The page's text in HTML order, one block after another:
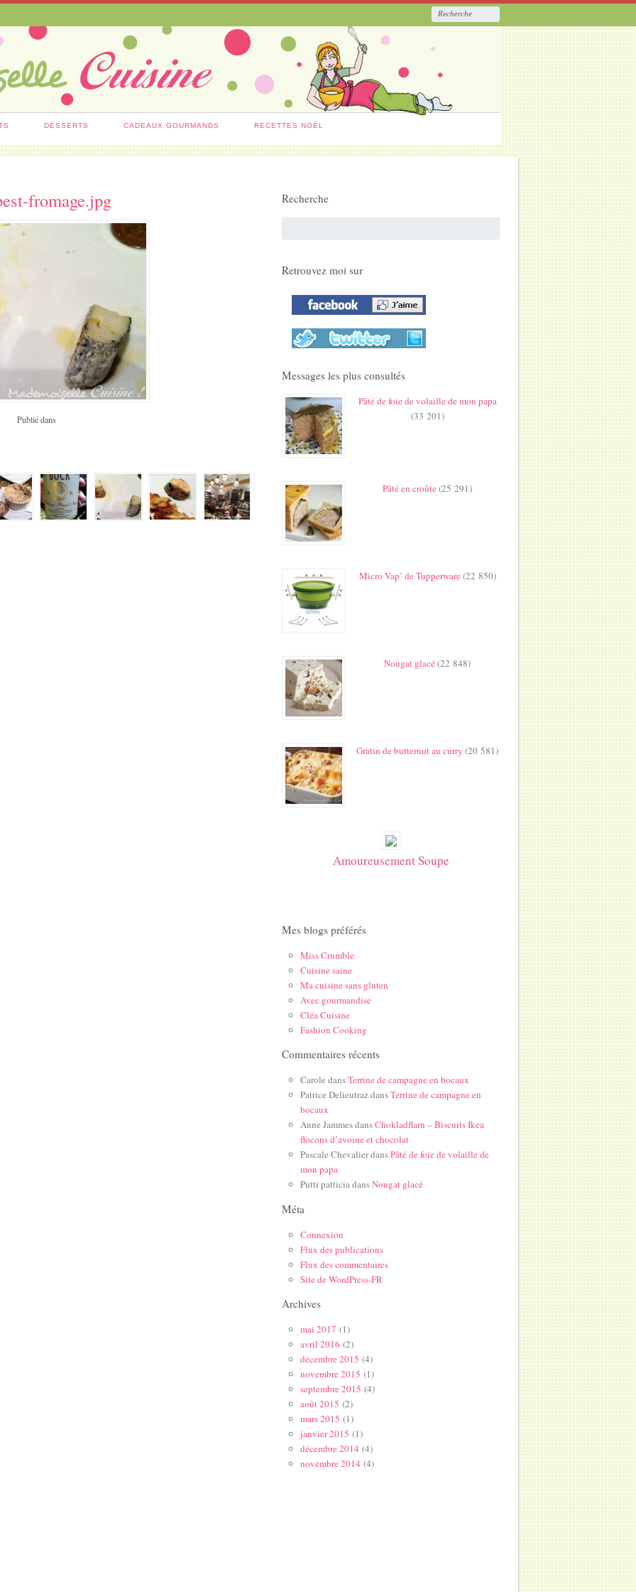
DESSERTS CADEAUX GOURMANDS RECETTES NOËL
fromage.jpg
Publié dans
Recherche
Retrouvez moi sur
Messages les plus consultés
Pâté de foie de volaille de mon papa
(33 201)
Pâté en croûte(25 291)
Micro Vap’ de Tupperware(22 850)
Nougat glacé(22 848)
Gratin de butternut au curry (20 581)
Amoureusement Soupe
Mes blogs préférés
Miss Crumble
Cuisine saine
Ma cuisine sans gluten
Avec gourmandise
Cléa Cuisine
Fashion Cooking
Commentaires récents
Carole dansTerrine de campagne en bocaux
Patrice DelieutrazdansTerrine de campagne en
bocaux
Anne JammesdansChokladflarn – Biscuits Ikea
flocons d’avoine et chocolat
Pascale ChevalierdansPâté de foie de volaille de
mon papa
Putti patticiadansNougat glacé
Méta
Connexion
Flux des publications
Flux des commentaires
Site de WordPress-FR
Archives
mai 2017 (1)
avril 2016 (2)
décembre 2015 (4)
novembre 2015 (1)
septembre 2015 (4)
août 2015 (2)
mars 2015 (1)
janvier 2015 (1)
décembre 2014 (4)
novembre 2014 (4)